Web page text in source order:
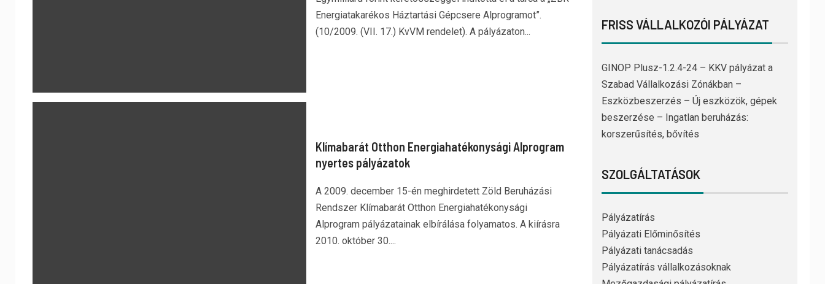
Energiatakarékos Háztartási Gépcsere Alprogramot”.
(10/2009. (VII. 17.) KvVM rendelet). A pályázaton...
Klímabarát Otthon Energiahatékonysági Alprogram
nyertes pályázatok
A 2009. december 15-én meghirdetett Zöld Beruházási
Rendszer Klímabarát Otthon Energiahatékonysági
Alprogram pályázatainak elbírálása folyamatos. A kiírásra
2010. október 30....
FRISS VÁLLALKOZÓI PÁLYÁZAT
GINOP Plusz-1.2.4-24 – KKV pályázat a
Szabad Vállalkozási Zónákban –
Eszközbeszerzés – Új eszközök, gépek
beszerzése – Ingatlan beruházás:
korszerűsítés, bővítés
SZOLGÁLTATÁSOK
Pályázatírás
Pályázati Előminősítés
Pályázati tanácsadás
Pályázatírás vállalkozásoknak